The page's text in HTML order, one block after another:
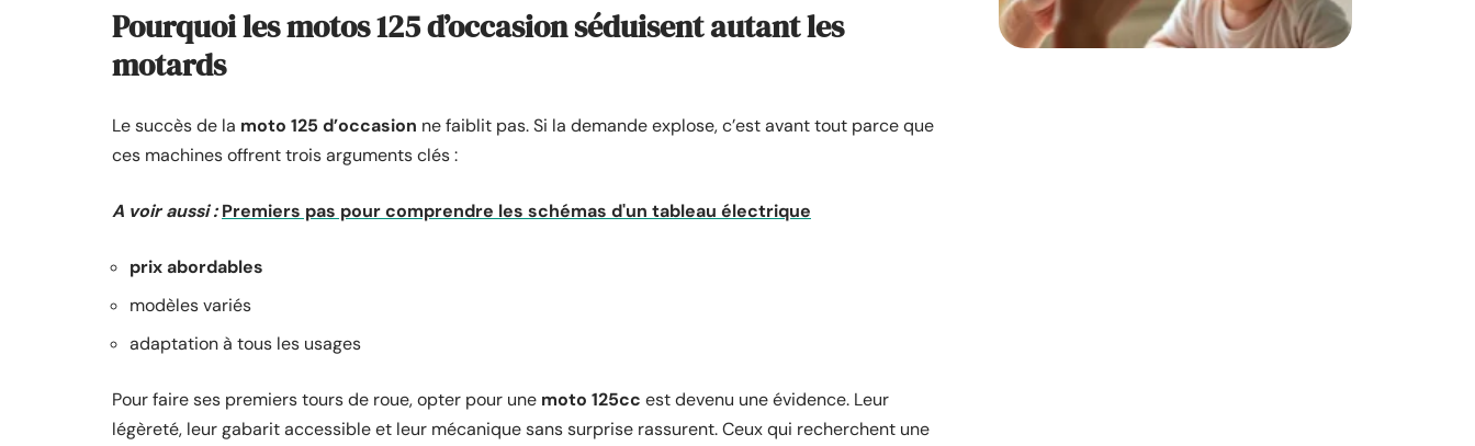
Pourquoi les motos 125 d’occasion séduisent autant les
motards
Le succès de la moto 125 d’occasion ne faiblit pas. Si la demande explose, c’est avant tout parce que
ces machines offrent trois arguments clés :
A voir aussi : Premiers pas pour comprendre les schémas d'un tableau électrique
prix abordables
modèles variés
adaptation à tous les usages
Pour faire ses premiers tours de roue, opter pour une moto 125cc est devenu une évidence. Leur
légèreté, leur gabarit accessible et leur mécanique sans surprise rassurent. Ceux qui recherchent une